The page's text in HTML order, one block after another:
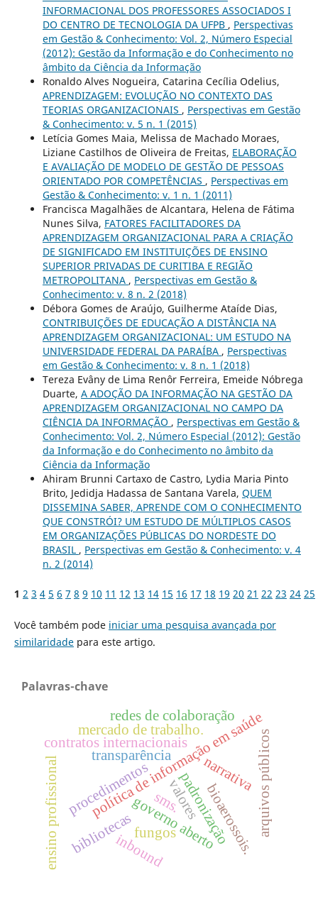
INFORMACIONAL DOS PROFESSORES ASSOCIADOS I
DO CENTRO DE TECNOLOGIA DA UFPB , Perspectivas
em Gestão & Conhecimento: Vol. 2, Número Especial
(2012): Gestão da Informação e do Conhecimento no
âmbito da Ciência da Informação
Ronaldo Alves Nogueira, Catarina Cecília Odelius,
APRENDIZAGEM: EVOLUÇÃO NO CONTEXTO DAS
TEORIAS ORGANIZACIONAIS , Perspectivas em Gestão
& Conhecimento: v. 5 n. 1 (2015)
Letícia Gomes Maia, Melissa de Machado Moraes,
Liziane Castilhos de Oliveira de Freitas, ELABORAÇÃO
E AVALIAÇÃO DE MODELO DE GESTÃO DE PESSOAS
ORIENTADO POR COMPETÊNCIAS , Perspectivas em
Gestão & Conhecimento: v. 1 n. 1 (2011)
Francisca Magalhães de Alcantara, Helena de Fátima
Nunes Silva, FATORES FACILITADORES DA
APRENDIZAGEM ORGANIZACIONAL PARA A CRIAÇÃO
DE SIGNIFICADO EM INSTITUIÇÕES DE ENSINO
SUPERIOR PRIVADAS DE CURITIBA E REGIÃO
METROPOLITANA , Perspectivas em Gestão &
Conhecimento: v. 8 n. 2 (2018)
Débora Gomes de Araújo, Guilherme Ataíde Dias,
CONTRIBUIÇÕES DE EDUCAÇÃO A DISTÂNCIA NA
APRENDIZAGEM ORGANIZACIONAL: UM ESTUDO NA
UNIVERSIDADE FEDERAL DA PARAÍBA , Perspectivas
em Gestão & Conhecimento: v. 8 n. 1 (2018)
Tereza Evâny de Lima Renôr Ferreira, Emeide Nóbrega
Duarte, A ADOÇÃO DA INFORMAÇÃO NA GESTÃO DA
APRENDIZAGEM ORGANIZACIONAL NO CAMPO DA
CIÊNCIA DA INFORMAÇÃO , Perspectivas em Gestão &
Conhecimento: Vol. 2, Número Especial (2012): Gestão
da Informação e do Conhecimento no âmbito da
Ciência da Informação
Ahiram Brunni Cartaxo de Castro, Lydia Maria Pinto
Brito, Jedidja Hadassa de Santana Varela, QUEM
DISSEMINA SABER, APRENDE COM O CONHECIMENTO
QUE CONSTRÓI? UM ESTUDO DE MÚLTIPLOS CASOS
EM ORGANIZAÇÕES PÚBLICAS DO NORDESTE DO
BRASIL , Perspectivas em Gestão & Conhecimento: v. 4
n. 2 (2014)
1 2 3 4 5 6 7 8 9 10 11 12 13 14 15 16 17 18 19 20 21 22 23 24 25
Você também pode iniciar uma pesquisa avançada por
similaridadepara este artigo.
Palavras-chave
política de informação em saúde
padronização
narrativa
transparência
governo aberto
contratos internacionais
procedimentossms. arquivos públicos
ensino profissional
mercado de trabalho.
bibliotecasfungos bioaerossois.
valores
inbound
redes de colaboração